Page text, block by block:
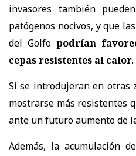
invasores también
patógenos nocivos, y que
del Golfo podrían
cepas resistentes al calor.
Si se introdujeran en otras
mostrarse más resistentes
ante un futuro aumento de
Además, la acumulación